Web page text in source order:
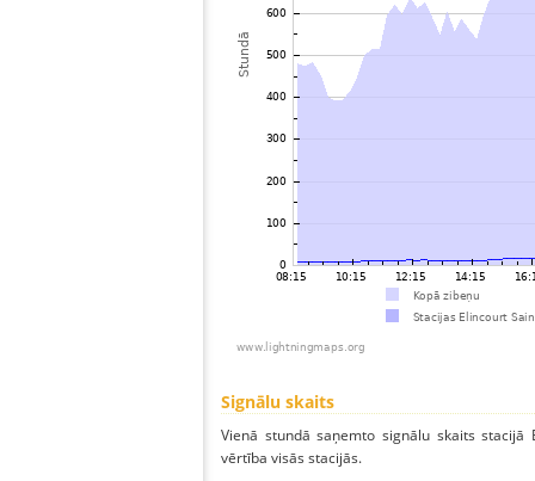
Signālu skaits
Vienā stundā saņemto signālu skaits
vērtība visās stacijās.